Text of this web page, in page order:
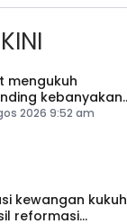
mengukuh
kebanyakan
utama, stabil
2026 9:52 am
kewangan kukuh
reformasi